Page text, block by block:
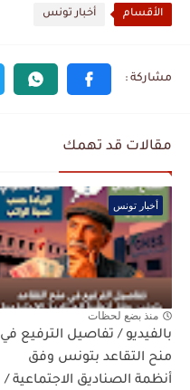
الأقسام أخبار تونس
مقالات قد تهمك
أخبار تونس
منذ بضع لحظات
بالفيديو / تفاصيل الترفيع في
منح التقاعد بتونس وفق
أنظمة الصناديق الاجتماعية /